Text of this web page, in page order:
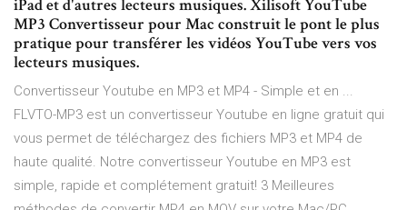
iPad et d'autres lecteurs musiques. Xilisoft YouTube
MP3 Convertisseur pour Mac construit le pont le plus
pratique pour transférer les vidéos YouTube vers vos
lecteurs musiques.
Convertisseur Youtube en MP3 et MP4 - Simple et en ...
FLVTO-MP3 est un convertisseur Youtube en ligne gratuit qui
vous permet de téléchargez des fichiers MP3 et MP4 de
haute qualité. Notre convertisseur Youtube en MP3 est
simple, rapide et complétement gratuit! 3 Meilleures